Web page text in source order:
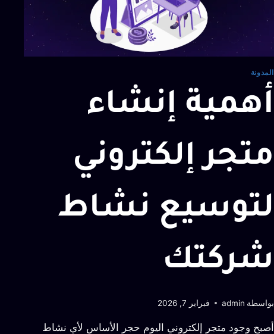
المدونة
أهمية إنشاء
متجر إلكتروني
لتوسيع نشاط
شركتك
بواسطة admin فبراير 7, 2026
أصبح وجود متجر إلكتروني اليوم حجر الأساس لأي نشاط